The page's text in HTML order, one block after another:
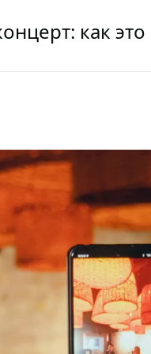
как